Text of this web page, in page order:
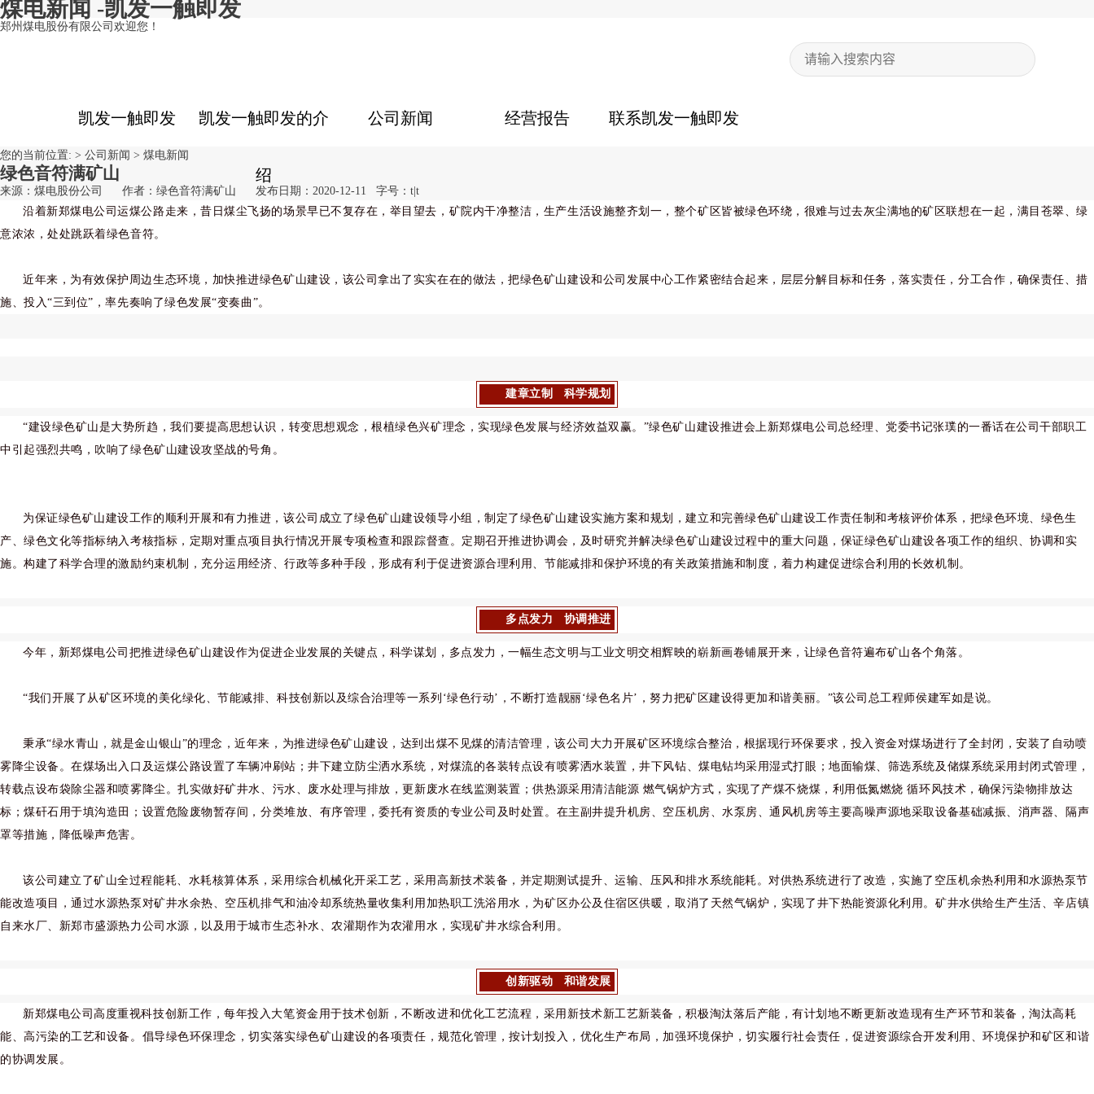
煤电新闻 -凯发一触即发
郑州煤电股份有限公司欢迎您！
凯发一触即发 凯发一触即发的介
绍
公司新闻 经营报告 联系凯发一触即发
您的当前位置: > 公司新闻 > 煤电新闻
绿色音符满矿山
来源：煤电股份公司 作者：绿色音符满矿山 发布日期：2020-12-11 字号： t t
沿着新郑煤电公司运煤公路走来，昔日煤尘飞扬的场景早已不复存在，举目望去，矿院内干净整洁，生产生活设施整齐划一，整个矿区皆被绿色环绕，很难与过去灰尘满地的矿区联想在一起，满目苍翠、绿
意浓浓，处处跳跃着绿色音符。
近年来，为有效保护周边生态环境，加快推进绿色矿山建设，该公司拿出了实实在在的做法，把绿色矿山建设和公司发展中心工作紧密结合起来，层层分解目标和任务，落实责任，分工合作，确保责任、措
施、投入“三到位”，率先奏响了绿色发展“变奏曲”。
建章立制 科学规划
“建设绿色矿山是大势所趋，我们要提高思想认识，转变思想观念，根植绿色兴矿理念，实现绿色发展与经济效益双赢。”绿色矿山建设推进会上新郑煤电公司总经理、党委书记张璞的一番话在公司干部职工
中引起强烈共鸣，吹响了绿色矿山建设攻坚战的号角。
为保证绿色矿山建设工作的顺利开展和有力推进，该公司成立了绿色矿山建设领导小组，制定了绿色矿山建设实施方案和规划，建立和完善绿色矿山建设工作责任制和考核评价体系，把绿色环境、绿色生
产、绿色文化等指标纳入考核指标，定期对重点项目执行情况开展专项检查和跟踪督查。定期召开推进协调会，及时研究并解决绿色矿山建设过程中的重大问题，保证绿色矿山建设各项工作的组织、协调和实
施。构建了科学合理的激励约束机制，充分运用经济、行政等多种手段，形成有利于促进资源合理利用、节能减排和保护环境的有关政策措施和制度，着力构建促进综合利用的长效机制。
多点发力 协调推进
今年，新郑煤电公司把推进绿色矿山建设作为促进企业发展的关键点，科学谋划，多点发力，一幅生态文明与工业文明交相辉映的崭新画卷铺展开来，让绿色音符遍布矿山各个角落。
“我们开展了从矿区环境的美化绿化、节能减排、科技创新以及综合治理等一系列‘绿色行动’，不断打造靓丽‘绿色名片’，努力把矿区建设得更加和谐美丽。”该公司总工程师侯建军如是说。
秉承“绿水青山，就是金山银山”的理念，近年来，为推进绿色矿山建设，达到出煤不见煤的清洁管理，该公司大力开展矿区环境综合整治，根据现行环保要求，投入资金对煤场进行了全封闭，安装了自动喷
雾降尘设备。在煤场出入口及运煤公路设置了车辆冲刷站；井下建立防尘洒水系统，对煤流的各装转点设有喷雾洒水装置，井下风钻、煤电钻均采用湿式打眼；地面输煤、筛选系统及储煤系统采用封闭式管理，
转载点设布袋除尘器和喷雾降尘。扎实做好矿井水、污水、废水处理与排放，更新废水在线监测装置；供热源采用清洁能源 燃气锅炉方式，实现了产煤不烧煤，利用低氮燃烧 循环风技术，确保污染物排放达
标；煤矸石用于填沟造田；设置危险废物暂存间，分类堆放、有序管理，委托有资质的专业公司及时处置。在主副井提升机房、空压机房、水泵房、通风机房等主要高噪声源地采取设备基础减振、消声器、隔声
罩等措施，降低噪声危害。
该公司建立了矿山全过程能耗、水耗核算体系，采用综合机械化开采工艺，采用高新技术装备，并定期测试提升、运输、压风和排水系统能耗。对供热系统进行了改造，实施了空压机余热利用和水源热泵节
能改造项目，通过水源热泵对矿井水余热、空压机排气和油冷却系统热量收集利用加热职工洗浴用水，为矿区办公及住宿区供暖，取消了天然气锅炉，实现了井下热能资源化利用。矿井水供给生产生活、辛店镇
自来水厂、新郑市盛源热力公司水源，以及用于城市生态补水、农灌期作为农灌用水，实现矿井水综合利用。
创新驱动 和谐发展
新郑煤电公司高度重视科技创新工作，每年投入大笔资金用于技术创新，不断改进和优化工艺流程，采用新技术新工艺新装备，积极淘汰落后产能，有计划地不断更新改造现有生产环节和装备，淘汰高耗
能、高污染的工艺和设备。倡导绿色环保理念，切实落实绿色矿山建设的各项责任，规范化管理，按计划投入，优化生产布局，加强环境保护，切实履行社会责任，促进资源综合开发利用、环境保护和矿区和谐
的协调发展。